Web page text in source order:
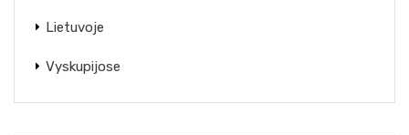
Lietuvoje
Vyskupijose